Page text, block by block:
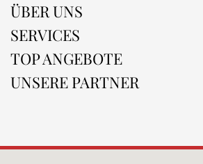
ÜBER UNS
SERVICES
TOP ANGEBOTE
UNSERE PARTNER